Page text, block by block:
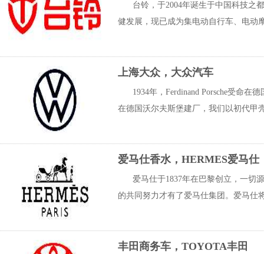
台铃，于2004年诞生于中国科技之
健发展，现已成为集电动自行车、电动
上海大众，大众汽车
1934年，Ferdinand Porsche受命在
在德国沃尔夫斯堡建厂，我们以初代甲
爱马仕香水，HERMES爱马仕
爱马仕于1837年在巴黎创立，一切
的共同努力才有了爱马仕集团。爱马仕
丰田商务车，TOYOTA丰田